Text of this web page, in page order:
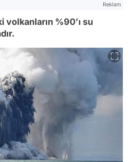
Reklam
%90’ı su